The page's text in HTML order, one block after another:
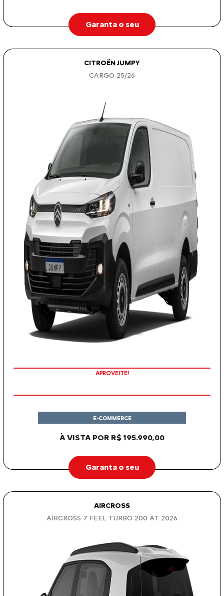
Garanta o seu
CITROËN JUMPY
CARGO 25/26
APROVEITE!
À VISTA POR R$ 195.990,00
E-COMMERCE
Garanta o seu
AIRCROSS
AIRCROSS 7 FEEL TURBO 200 AT 2026